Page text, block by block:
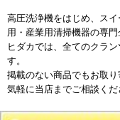
高圧洗浄機をはじめ、ス
用・産業用清掃機器の専門
ヒダカでは、全てのクラ
す。
掲載のない商品でもお取
気軽に当店までご相談くだ